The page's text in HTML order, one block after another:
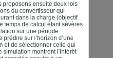
proposons ensuite deux lois
du convertisseur qui
dans la charge (objectif
temps de calcul étant sévères
sur une période
sur l’horizon d’une
et de sélectionner celle qui
simulation montrent l’intérêt